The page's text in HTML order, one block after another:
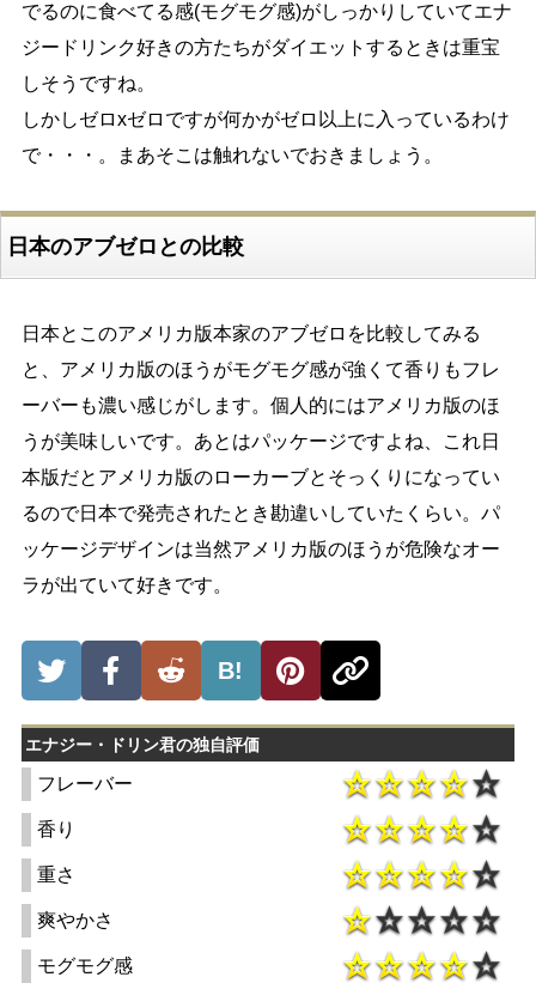
でるのに食べてる感(モグモグ感)がしっかりしていてエナ
ジードリンク好きの方たちがダイエットするときは重宝
しそうですね。
しかしゼロxゼロですが何かがゼロ以上に入っているわけ
で・・・。まあそこは触れないでおきましょう。
日本のアブゼロとの比較
日本とこのアメリカ版本家のアブゼロを比較してみる
と、アメリカ版のほうがモグモグ感が強くて香りもフレ
ーバーも濃い感じがします。個人的にはアメリカ版のほ
うが美味しいです。あとはパッケージですよね、これ日
本版だとアメリカ版のローカーブとそっくりになってい
るので日本で発売されたとき勘違いしていたくらい。パ
ッケージデザインは当然アメリカ版のほうが危険なオー
ラが出ていて好きです。
B!
エナジー・ドリン君の独自評価
フレーバー
香り
重さ
爽やかさ
モグモグ感